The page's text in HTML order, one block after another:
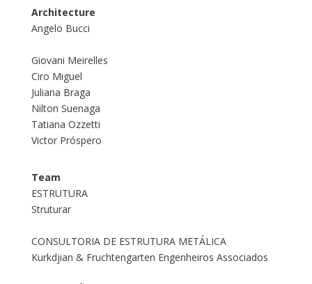
Architecture
Angelo Bucci
Giovani Meirelles
Ciro Miguel
Juliana Braga
Nilton Suenaga
Tatiana Ozzetti
Victor Próspero
Team
ESTRUTURA
Struturar
CONSULTORIA DE ESTRUTURA METÁLICA
Kurkdjian & Fruchtengarten Engenheiros Associados